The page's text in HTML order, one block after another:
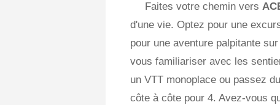
Faites votre chemin vers
d'une vie. Optez pour une
pour une aventure palpitante
vous familiariser avec les
un VTT monoplace ou passez
côte à côte pour 4. Avez-vous